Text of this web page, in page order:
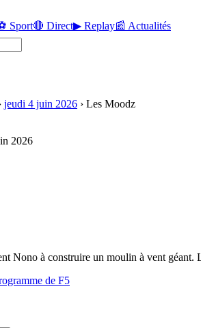
Sport🔴 Direct▶ Replay📰 Actualités
jeudi 4 juin 2026 › Les Moodz
2026
Nono à construire un moulin à vent
de F5